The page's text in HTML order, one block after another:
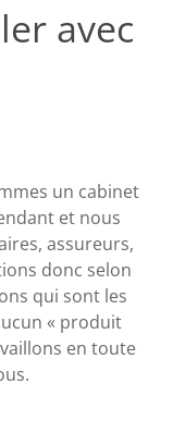
avec
un cabinet
et nous
assureurs,
donc selon
qui sont les
« produit
en toute